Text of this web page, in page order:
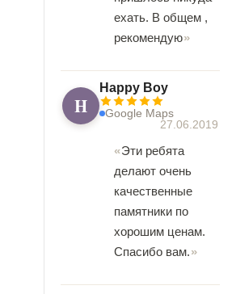
ехать. В общем ,
рекомендую
H
Happy Boy
Google Maps
27.06.2019
Эти ребята
делают очень
качественные
памятники по
хорошим ценам.
Спасибо вам.